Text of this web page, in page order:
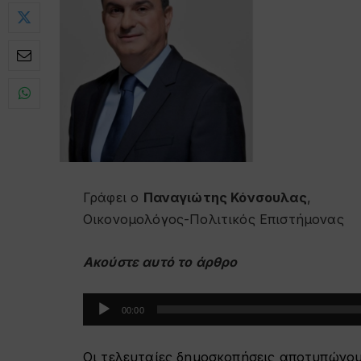
Γράφει ο Παναγιώτης Κόνσουλας,
Οικονομολόγος-Πολιτικός Επιστήμονας
Ακούστε αυτό το άρθρο
Πρόγραμμα
Αναπαραγωγής
00:00
Οι τελευταίες δημοσκοπήσεις